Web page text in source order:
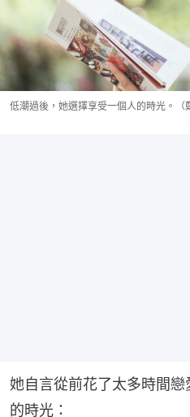
低潮過後，她選擇享受一個人的時光。（
她自言從前花了太多時間
的時光：